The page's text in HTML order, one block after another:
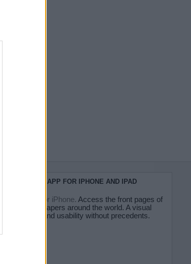
KIOSKO.NET APP FOR IPHONE AND IPAD
Kiosko.net for iPhone. Access the front pages of
major newspapers around the world. A visual
experience and usability without precedents.